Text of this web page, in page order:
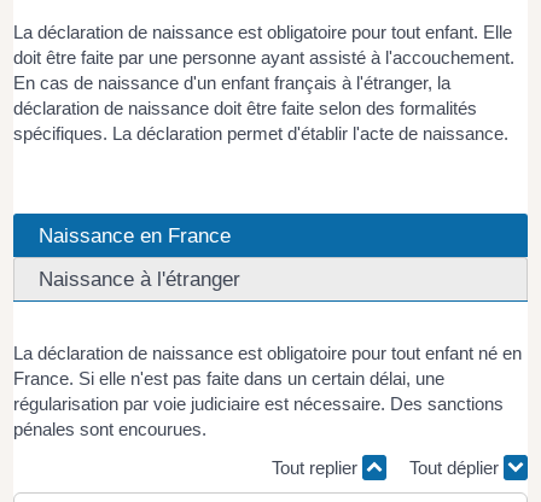
La déclaration de naissance est obligatoire pour tout enfant. Elle
doit être faite par une personne ayant assisté à l'accouchement.
En cas de naissance d'un enfant français à l'étranger, la
déclaration de naissance doit être faite selon des formalités
spécifiques. La déclaration permet d'établir l'acte de naissance.
Naissance en France
Naissance à l'étranger
La déclaration de naissance est obligatoire pour tout enfant né en
France. Si elle n'est pas faite dans un certain délai, une
régularisation par voie judiciaire est nécessaire. Des sanctions
pénales sont encourues.
Tout replier
Tout déplier